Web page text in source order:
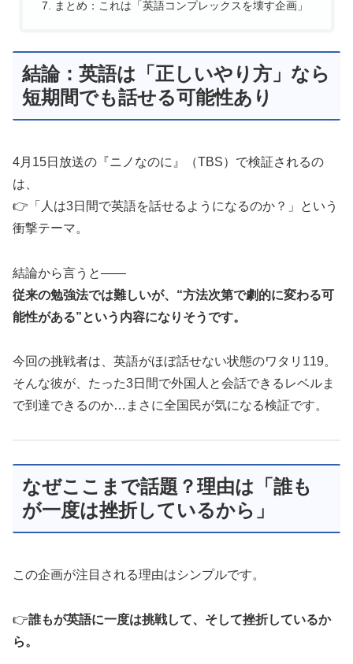
まとめ：これは「英語コンプレックスを壊す企画」
結論：英語は「正しいやり方」なら
短期間でも話せる可能性あり
4月15日放送の『ニノなのに』（TBS）で検証されるの
は、
👉「人は3日間で英語を話せるようになるのか？」という
衝撃テーマ。
結論から言うと――
従来の勉強法では難しいが、“方法次第で劇的に変わる可
能性がある”という内容になりそうです。
今回の挑戦者は、英語がほぼ話せない状態のワタリ119。
そんな彼が、たった3日間で外国人と会話できるレベルま
で到達できるのか…まさに全国民が気になる検証です。
なぜここまで話題？理由は「誰も
が一度は挫折しているから」
この企画が注目される理由はシンプルです。
👉誰もが英語に一度は挑戦して、そして挫折しているか
ら。